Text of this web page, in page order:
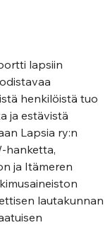
lapsiin
henkilöistä tuo
ja estävistä
Lapsia ry:n
hanketta,
ja Itämeren
lautakunnan